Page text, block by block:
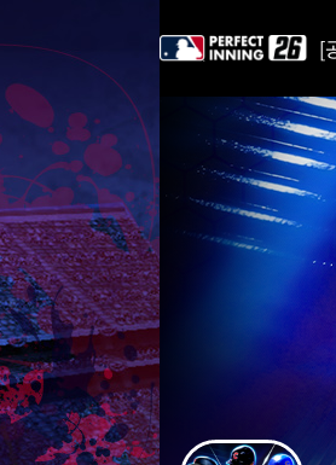
o
C
o
n
t
e
n
t
[